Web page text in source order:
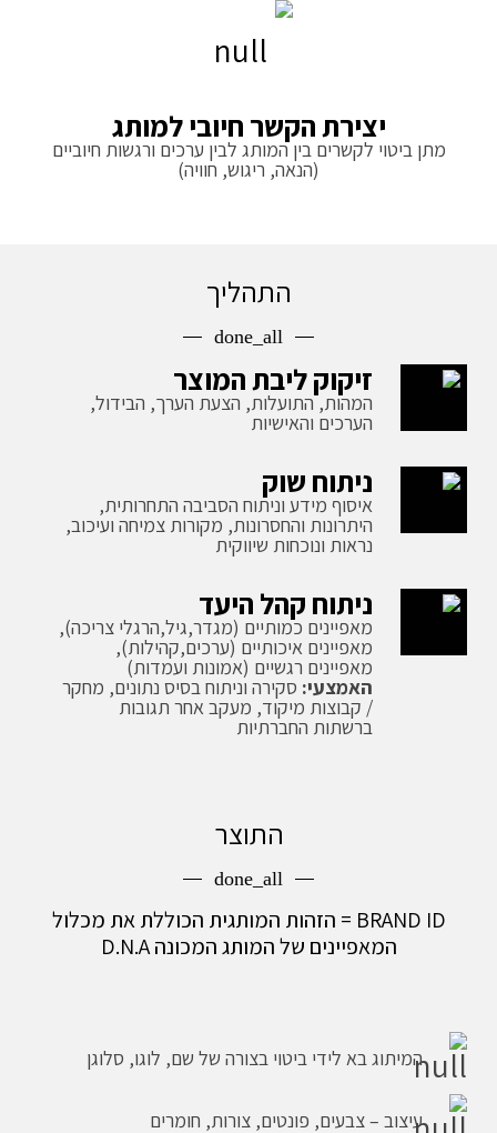
יצירת הקשר חיובי למותג
מתן ביטוי לקשרים בין המותג לבין ערכים ורגשות חיוביים
(הנאה, ריגוש, חוויה)
התהליך
done_all
זיקוק ליבת המוצר
המהות, התועלות, הצעת הערך, הבידול,
הערכים והאישיות
ניתוח שוק
איסוף מידע וניתוח הסביבה התחרותית,
היתרונות והחסרונות, מקורות צמיחה ועיכוב,
נראות ונוכחות שיווקית
ניתוח קהל היעד
מאפיינים כמותיים (מגדר,גיל,הרגלי צריכה),
מאפיינים איכותיים (ערכים,קהילות),
מאפיינים רגשיים (אמונות ועמדות)
האמצעי: סקירה וניתוח בסיס נתונים, מחקר
/ קבוצות מיקוד, מעקב אחר תגובות
ברשתות החברתיות
התוצר
done_all
BRAND ID = הזהות המותגית הכוללת את מכלול
המאפיינים של המותג המכונה D.N.A
המיתוג בא לידי ביטוי בצורה של שם, לוגו, סלוגן
עיצוב – צבעים, פונטים, צורות, חומרים